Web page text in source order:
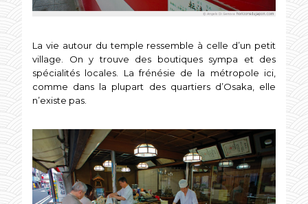
La vie autour du temple ressemble à celle d’un petit
village. On y trouve des boutiques sympa et des
spécialités locales. La frénésie de la métropole ici,
comme dans la plupart des quartiers d’Osaka, elle
n’existe pas.